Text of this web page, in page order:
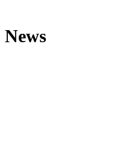
News